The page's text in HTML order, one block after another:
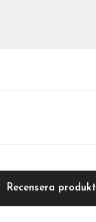
Recensera produkt